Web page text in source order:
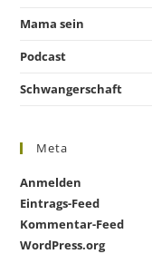
Mama sein
Podcast
Schwangerschaft
Meta
Anmelden
Eintrags-Feed
Kommentar-Feed
WordPress.org